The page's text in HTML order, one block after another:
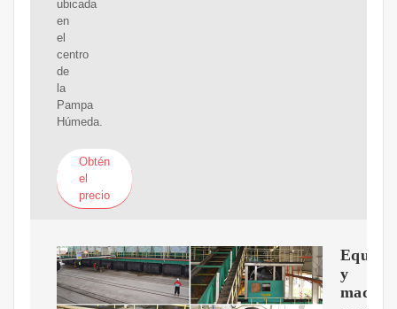
ubicada
en
el
centro
de
la
Pampa
Húmeda.
Obtén
el
precio
y